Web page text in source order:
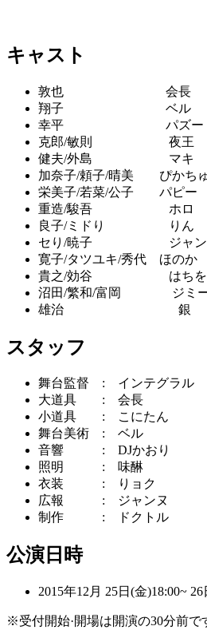
キャスト
敦也 会長
翔子 ベル
幸平 パズー
克郎/敏則 夜王
健夫/外島 マキ
加奈子/頼子/晴美 ぴかち
栄美子/若菜/公子 パピー
重造/駿吾 ホロ
良子/ミドり りん
セり/暁子 ジャン
寛子/タツユキ/秀代 ほのか
貴之/効谷 はちを
沼田/繁和/富岡 ジミ
雄治 銀
スタッフ
舞台監督 : インテグラル
大道具 : 会長
小道具 : こにたん
舞台美術 : ベル
音響 : DJかおり
照明 : 味醂
衣装 : りョク
広報 : ジャンヌ
制作 : ドクトル
公演日時
2015年12月 25日(金)18:00~
※受付開始·開場は開演の30分前